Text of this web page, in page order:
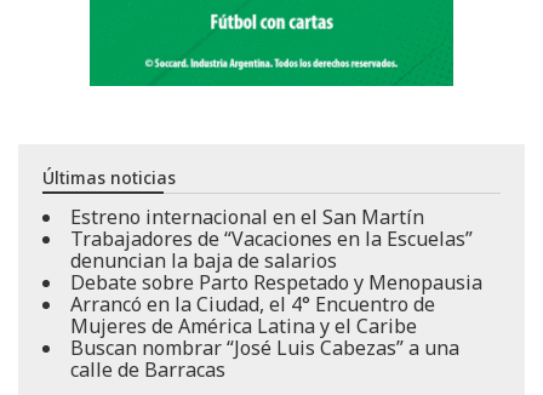
Últimas noticias
Estreno internacional en el San Martín
Trabajadores de “Vacaciones en la Escuelas”
denuncian la baja de salarios
Debate sobre Parto Respetado y Menopausia
Arrancó en la Ciudad, el 4° Encuentro de
Mujeres de América Latina y el Caribe
Buscan nombrar “José Luis Cabezas” a una
calle de Barracas